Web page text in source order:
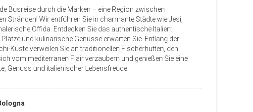
Busreise durch die Marken – eine Region zwischen
Stränden! Wir entführen Sie in charmante Städte wie Jesi,
Offida. Entdecken Sie das authentische Italien:
und kulinarische Genüsse erwarten Sie. Entlang der
Küste verweilen Sie an traditionellen Fischerhütten, den
vom mediterranen Flair verzaubern und genießen Sie eine
Genuss und italienischer Lebensfreude.